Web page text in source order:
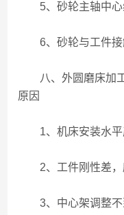
5、砂轮主轴中心
6、砂轮与工件接
八、外圆磨床加工
原因
1、机床安装水平
2、工件刚性差，
3、中心架调整不